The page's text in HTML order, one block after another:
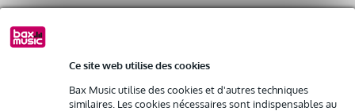
Ce site web utilise des cookies
Bax Music utilise des cookies et d'autres techniques
similaires. Les cookies nécessaires sont indispensables au
Retrait gratuit en magasin
Louez ce produit